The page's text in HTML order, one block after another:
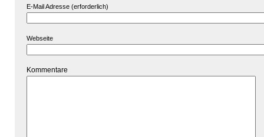
E-Mail Adresse (erforderlich)
Webseite
Kommentare